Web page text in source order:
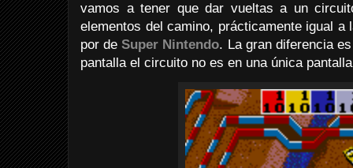
vamos a tener que dar vueltas a un
elementos del camino, prácticamente igual
por deSuper Nintendo. La gran diferencia
pantalla el circuito no es en una única